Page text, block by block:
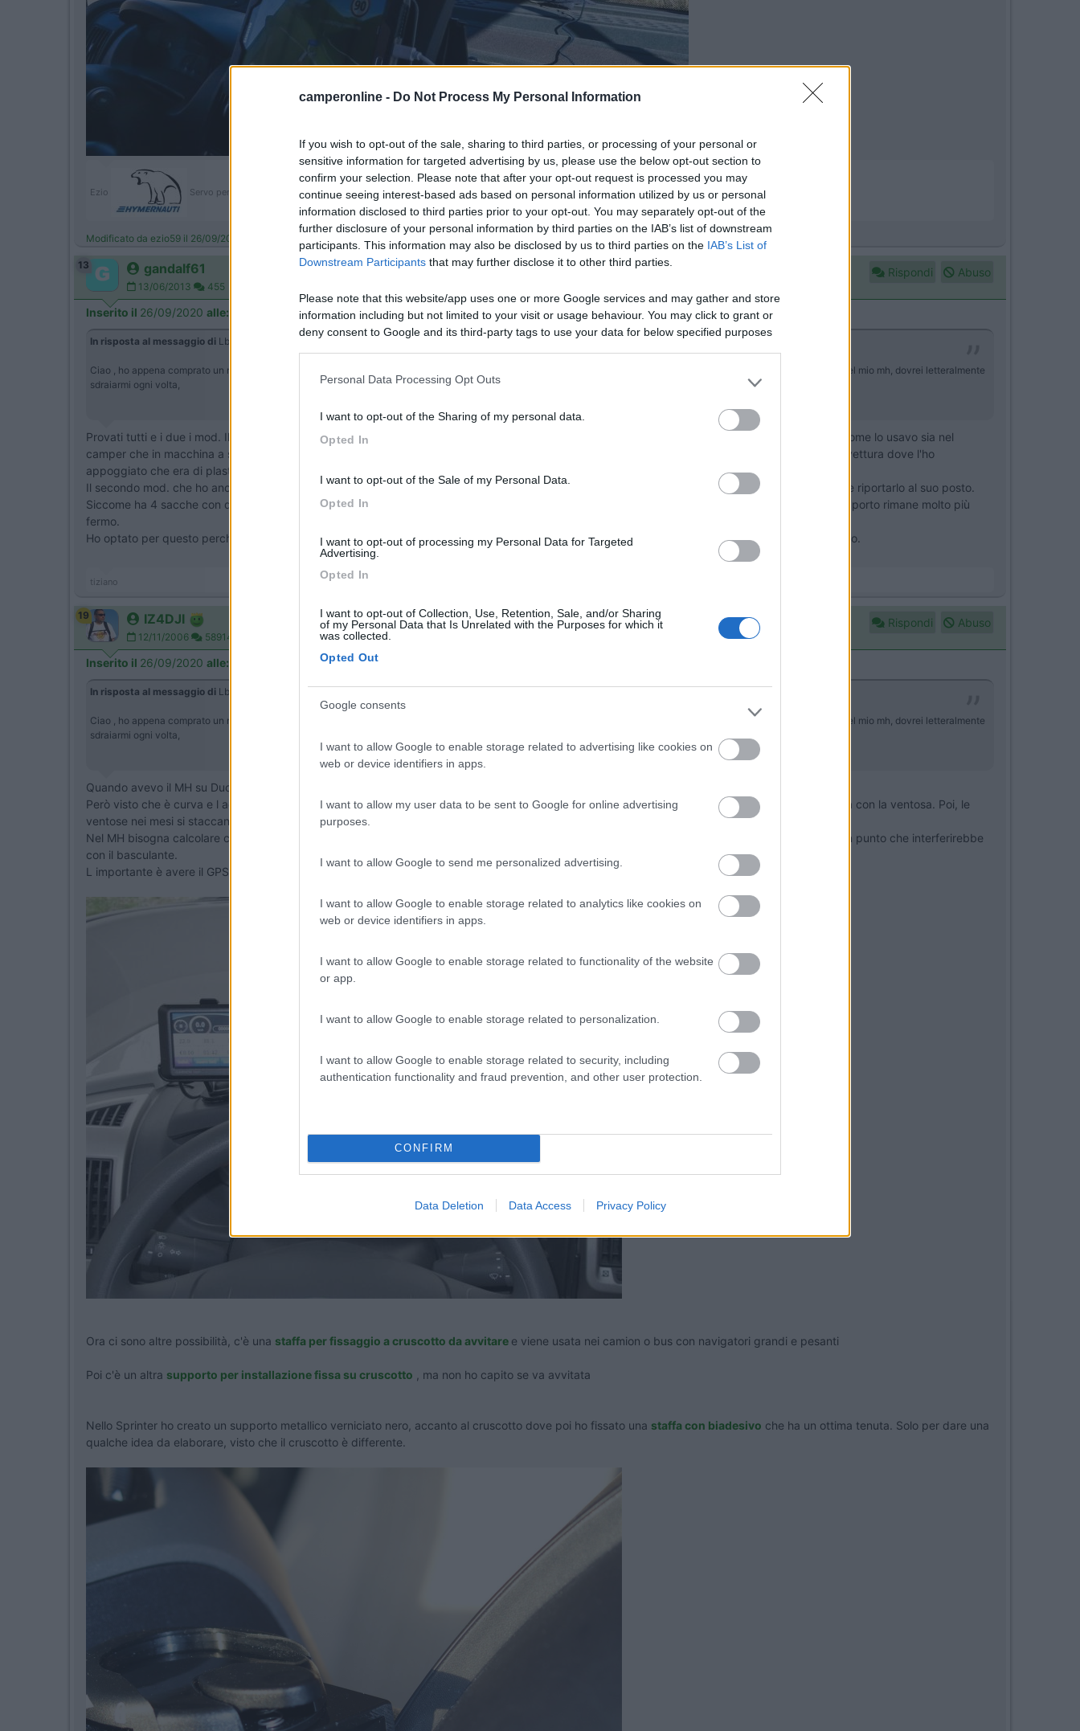
camperonline - Do Not Process My Personal Information
If you wish to opt-out of the sale, sharing to third parties, or processing of your personal or
sensitive information for targeted advertising by us, please use the below opt-out section to
confirm your selection. Please note that after your opt-out request is processed you may
continue seeing interest-based ads based on personal information utilized by us or personal
information disclosed to third parties prior to your opt-out. You may separately opt-out of the
further disclosure of your personal information by third parties on the IAB’s list of downstream
participants. This information may also be disclosed by us to third parties on the IAB’s List of
Downstream Participants that may further disclose it to other third parties.
Please note that this website/app uses one or more Google services and may gather and store
information including but not limited to your visit or usage behaviour. You may click to grant or
deny consent to Google and its third-party tags to use your data for below specified purposes
Personal Data Processing Opt Outs
I want to opt-out of the Sharing of my personal data.
Opted In
I want to opt-out of the Sale of my Personal Data.
Opted In
I want to opt-out of processing my Personal Data for Targeted
Advertising.
Opted In
I want to opt-out of Collection, Use, Retention, Sale, and/or Sharing
of my Personal Data that Is Unrelated with the Purposes for which it
was collected.
Opted Out
Google consents
I want to allow Google to enable storage related to advertising like cookies on
web or device identifiers in apps.
I want to allow my user data to be sent to Google for online advertising
purposes.
I want to allow Google to send me personalized advertising.
I want to allow Google to enable storage related to analytics like cookies on
web or device identifiers in apps.
I want to allow Google to enable storage related to functionality of the website
or app.
I want to allow Google to enable storage related to personalization.
I want to allow Google to enable storage related to security, including
authentication functionality and fraud prevention, and other user protection.
CONFIRM
Data Deletion Data Access Privacy Policy
Ezio Servo per Amikeco by IPA "Viaggio per vedere non per viaggiare"
Modificato da ezio59 il 26/09/2020 alle 10:04:43
13 gandalf61
13/06/2013 455
Rispondi Abuso
Inserito il 26/09/2020 alle:
In risposta al messaggio di Lbor alle
Ciao , ho appena comprato un nuovo navigatore Garmin , che avendo un MH devo esclusivamente fissare al cruscotto: se dovessi fissarlo a ventosa a cristallo anteriore del mio mh, dovrei letteralmente
sdraiarmi ogni volta,
Provati tutti e i due i mod. Il primo sotto ha una specie di antiscivolo colloso e ha bisogno di una superficie abbastanza liscia per stare fermo. Siccome lo usavo sia nel
camper che in macchina a son di spostarlo di qua e di la, l'antiscivolo si è rovinato e alla fine non ha funzionato più. Oltre tutto sul cruscotto della vettura dove l'ho
appoggiato che era di plastica liscia e opaca ha lasciato un alone come se si fosse sporcato di olio.
Il secondo mod. che ho ancora in uso basta appoggiarlo, però sulle strade sconnesse si sposta in giro per il cruscotto, quindi bisogna riprenderlo e riportarlo al suo posto.
Siccome ha 4 sacche con dentro dei pesi, se si riesce ad appoggiare la sacca che si trova davanti al navigatore in uno sbalzo del cruscotto, il supporto rimane molto più
fermo.
Ho optato per questo perchè non volevo attaccare biadesivi sul cruscotto e il kit del navigatore non comprendeva il supporto a ventosa per il vetro.
tiziano
19 IZ4DJI
12/11/2006 58914
Rispondi Abuso
Inserito il 26/09/2020 alle:
In risposta al messaggio di Lbor
Ciao , ho appena comprato un nuovo navigatore Garmin , che avendo un MH devo esclusivamente fissare al cruscotto: se dovessi fissarlo a ventosa a cristallo anteriore del mio mh, dovrei letteralmente
sdraiarmi ogni volta,
...
Quando avevo il MH su Ducato lo avevo fissato alla palpebra sugli strumenti.
Però visto che è curva e l adesivo non teneva bene, ho avvitato il diisco con tre viti, e poi sopra a questo attaccato un altro disco su cui fare presa con la ventosa. Poi, le
ventose nei mesi si staccano e cade sempre quando meno opportuno, e allora incollai delle staffe pieghevoli sui dischi.
Nel MH bisogna calcolare che c'è il basculante che scende e quindi le staffe di supporto devono essere pieghevoli o sganciabili se si trovano in un punto che interferirebbe
con il basculante.
L importante è avere il GPS abbastanza davanti così da non dovere distrarre la vista di lato, e arrivarci bene con un dito sensa doversi sporgere.
Ora ci sono altre possibilità, c'è una staffa per fissaggio a cruscotto da avvitare e viene usata nei camion o bus con navigatori grandi e pesanti
Poi c'è un altra supporto per installazione fissa su cruscotto , ma non ho capito se va avvitata
Nello Sprinter ho creato un supporto metallico verniciato nero, accanto al cruscotto dove poi ho fissato una staffa con biadesivo che ha un ottima tenuta. Solo per dare una
qualche idea da elaborare, visto che il cruscotto è differente.